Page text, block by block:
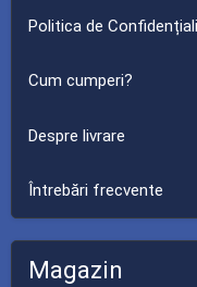
Politica de
Cum cumperi?
Despre livrare
Întrebări frecvente
Magazin